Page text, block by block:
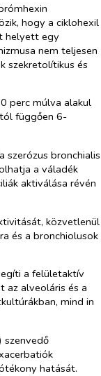
hogy a ciklohexil
helyett egy
nem teljesen
szekretolítikus és
perc múlva alakul
függően 6-
szerózus bronchialis
a váladék
aktiválása révén
közvetlenül
és a bronchiolusok
a felületaktív
az alveoláris és a
mind in
szenvedő
hatását.